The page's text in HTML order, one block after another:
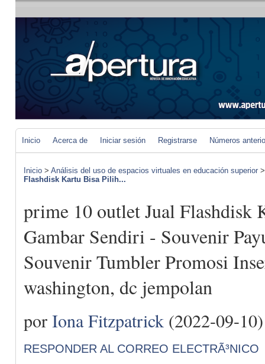
Inicio Acerca de Iniciar sesión Registrarse Números
Inicio > Análisis del uso de espacios virtuales en educación superior
Flashdisk Kartu Bisa Pilih...
prime 10 outlet Jual Flashdisk
Gambar Sendiri - Souvenir
Souvenir Tumbler Promosi
washington, dc jempolan
por Iona Fitzpatrick (2022-09-10)
RESPONDER AL CORREO ELECTRÃ³NICO